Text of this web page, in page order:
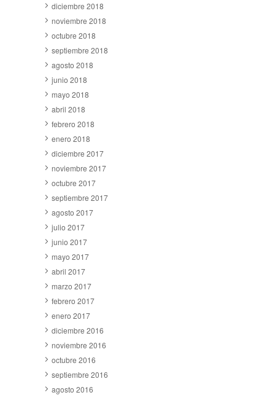
diciembre 2018
noviembre 2018
octubre 2018
septiembre 2018
agosto 2018
junio 2018
mayo 2018
abril 2018
febrero 2018
enero 2018
diciembre 2017
noviembre 2017
octubre 2017
septiembre 2017
agosto 2017
julio 2017
junio 2017
mayo 2017
abril 2017
marzo 2017
febrero 2017
enero 2017
diciembre 2016
noviembre 2016
octubre 2016
septiembre 2016
agosto 2016